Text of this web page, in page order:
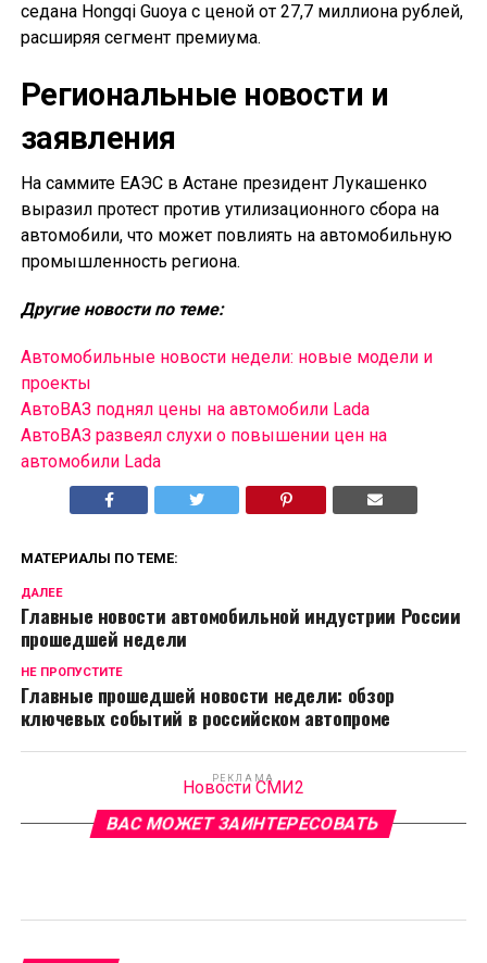
седана Hongqi Guoya с ценой от 27,7 миллиона рублей,
расширяя сегмент премиума.
Региональные новости и
заявления
На саммите ЕАЭС в Астане президент Лукашенко
выразил протест против утилизационного сбора на
автомобили, что может повлиять на автомобильную
промышленность региона.
Другие новости по теме:
Автомобильные новости недели: новые модели и
проекты
АвтоВАЗ поднял цены на автомобили Lada
АвтоВАЗ развеял слухи о повышении цен на
автомобили Lada
МАТЕРИАЛЫ ПО ТЕМЕ:
ДАЛЕЕ
Главные новости автомобильной индустрии России
прошедшей недели
НЕ ПРОПУСТИТЕ
Главные прошедшей новости недели: обзор
ключевых событий в российском автопроме
РЕКЛАМА
Новости СМИ2
ВАС МОЖЕТ ЗАИНТЕРЕСОВАТЬ